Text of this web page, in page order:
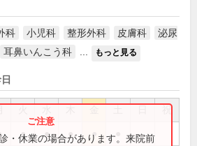
科 小児科 整形外科 皮膚科
泌尿
耳鼻いんこう科 もっと見る
祝
● ● ● ●
・休業の場合があります。来院前